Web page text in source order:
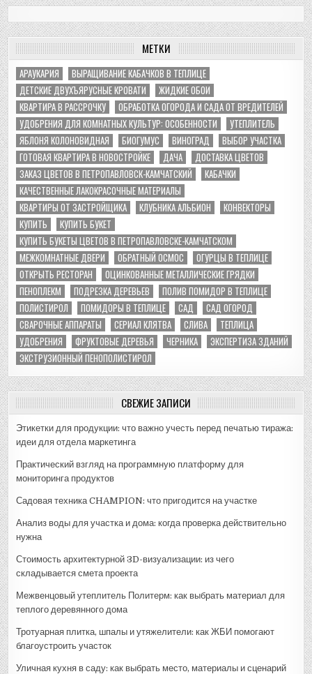
МЕТКИ
АРАУКАРИЯ
ВЫРАЩИВАНИЕ КАБАЧКОВ В ТЕПЛИЦЕ
ДЕТСКИЕ ДВУХЪЯРУСНЫЕ КРОВАТИ
ЖИДКИЕ ОБОИ
КВАРТИРА В РАССРОЧКУ
ОБРАБОТКА ОГОРОДА И САДА ОТ ВРЕДИТЕЛЕЙ
УДОБРЕНИЯ ДЛЯ КОМНАТНЫХ КУЛЬТУР: ОСОБЕННОСТИ
УТЕПЛИТЕЛЬ
ЯБЛОНЯ КОЛОНОВИДНАЯ
БИОГУМУС ВИНОГРАД
ВЫБОР УЧАСТКА
ГОТОВАЯ КВАРТИРА В НОВОСТРОЙКЕ
ДАЧА
ДОСТАВКА ЦВЕТОВ
ЗАКАЗ ЦВЕТОВ В ПЕТРОПАВЛОВСК-КАМЧАТСКИЙ
КАБАЧКИ
КАЧЕСТВЕННЫЕ ЛАКОКРАСОЧНЫЕ МАТЕРИАЛЫ
КВАРТИРЫ ОТ ЗАСТРОЙЩИКА
КЛУБНИКА АЛЬБИОН
КОНВЕКТОРЫ
КУПИТЬ
КУПИТЬ БУКЕТ
КУПИТЬ БУКЕТЫ ЦВЕТОВ В ПЕТРОПАВЛОВСКЕ-КАМЧАТСКОМ
МЕЖКОМНАТНЫЕ ДВЕРИ
ОБРАТНЫЙ ОСМОС
ОГУРЦЫ В ТЕПЛИЦЕ
ОТКРЫТЬ РЕСТОРАН
ОЦИНКОВАННЫЕ МЕТАЛЛИЧЕСКИЕ ГРЯДКИ
ПЕНОПЛЕКМ
ПОДРЕЗКА ДЕРЕВЬЕВ
ПОЛИВ ПОМИДОР В ТЕПЛИЦЕ
ПОЛИСТИРОЛ
ПОМИДОРЫ В ТЕПЛИЦЕ САД
САД ОГОРОД
СВАРОЧНЫЕ АППАРАТЫ
СЕРИАЛ КЛЯТВА СЛИВА
ТЕПЛИЦА
УДОБРЕНИЯ
ФРУКТОВЫЕ ДЕРЕВЬЯ ЧЕРНИКА
ЭКСПЕРТИЗА ЗДАНИЙ
ЭКСТРУЗИОННЫЙ ПЕНОПОЛИСТИРОЛ
СВЕЖИЕ ЗАПИСИ
Этикетки для продукции: что важно учесть перед печатью тиража:
идеи для отдела маркетинга
Практический взгляд на программную платформу для
мониторинга продуктов
Садовая техника CHAMPION: что пригодится на участке
Анализ воды для участка и дома: когда проверка действительно
нужна
Стоимость архитектурной 3D-визуализации: из чего
складывается смета проекта
Межвенцовый утеплитель Политерм: как выбрать материал для
теплого деревянного дома
Тротуарная плитка, шпалы и утяжелители: как ЖБИ помогают
благоустроить участок
Уличная кухня в саду: как выбрать место, материалы и сценарий